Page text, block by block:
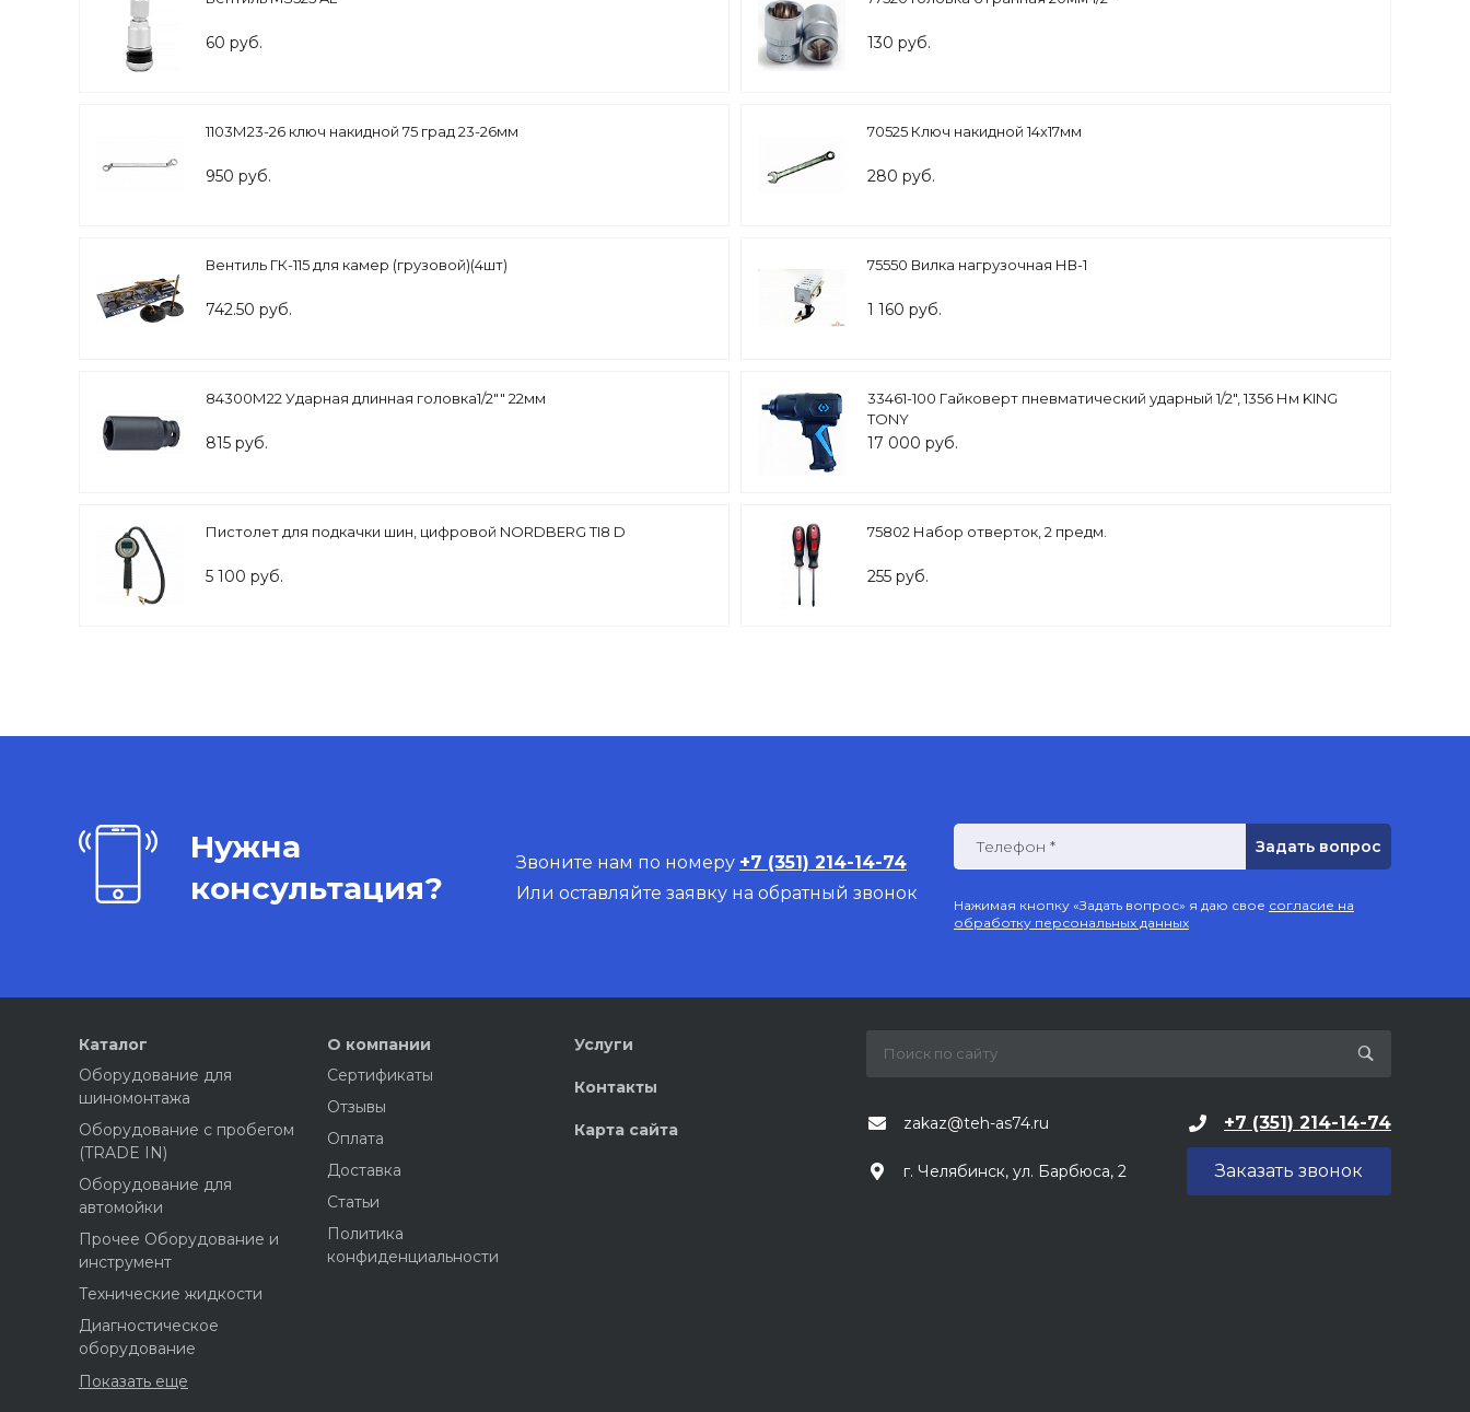
60 руб. 130 руб.
1103М23-26 ключ накидной 75 град 23-26мм
950 руб.
70525 Ключ накидной 14х17мм
280 руб.
Вентиль ГК-115 для камер (грузовой)(4шт)
742.50 руб.
75550 Вилка нагрузочная НВ-1
1 160 руб.
84300М22 Ударная длинная головка1/2"" 22мм
815 руб.
33461-100 Гайковерт пневматический ударный 1/2", 1356 Нм KING
TONY
17 000 руб.
Пистолет для подкачки шин, цифровой NORDBERG TI8 D
5 100 руб.
75802 Набор отверток, 2 предм.
255 руб.
Нужна
консультация?
Звоните нам по номеру +7 (351) 214-14-74
Или оставляйте заявку на обратный звонок
Телефон *
Нажимая кнопку «Задать вопрос» я даю свое согласие на
обработку персональных данных
Каталог
Оборудование для
шиномонтажа
Оборудование с пробегом
(TRADE IN)
Оборудование для
автомойки
Прочее Оборудование и
инструмент
Технические жидкости
Диагностическое
оборудование
Показать еще
О компании
Сертификаты
Отзывы
Оплата
Доставка
Статьи
Политика
конфиденциальности
Услуги
Контакты
Карта сайта zakaz@teh-as74.ru +7 (351) 214-14-74
г. Челябинск, ул. Барбюса, 2 Заказать звонок